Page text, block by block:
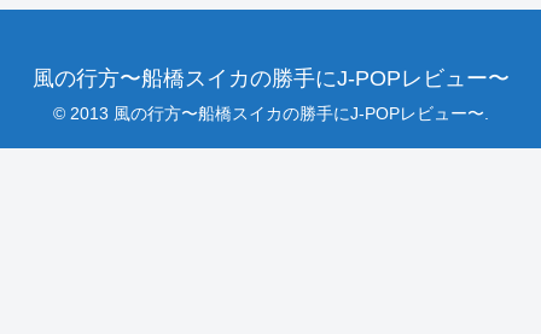
風の行方〜船橋スイカの勝手にJ-POPレビュー〜
© 2013 風の行方〜船橋スイカの勝手にJ-POPレビュー〜.